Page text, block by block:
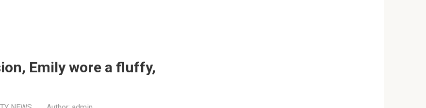
Emily wore a fluffy,